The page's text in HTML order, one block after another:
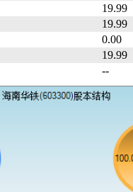
19.99
19.99
0.00
19.99
--